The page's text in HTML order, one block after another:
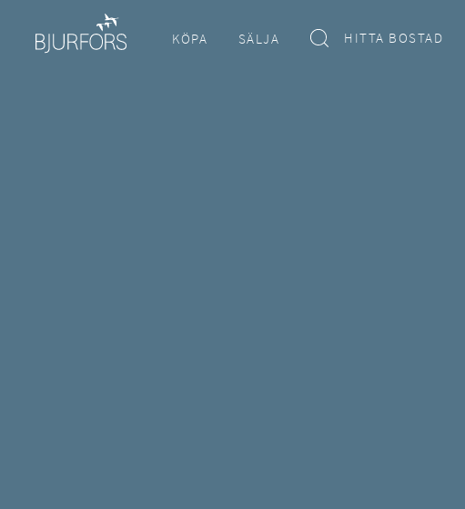
KÖPA SÄLJA HITTA BOSTAD